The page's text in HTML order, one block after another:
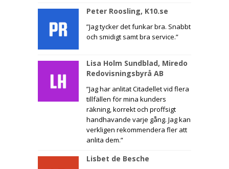
Peter Roosling, K10.se
”Jag tycker det funkar bra. Snabbt
och smidigt samt bra service.”
Lisa Holm Sundblad, Miredo
Redovisningsbyrå AB
”Jag har anlitat Citadellet vid flera
tillfällen för mina kunders
räkning, korrekt och proffsigt
handhavande varje gång. Jag kan
verkligen rekommendera fler att
anlita dem.”
Lisbet de Besche